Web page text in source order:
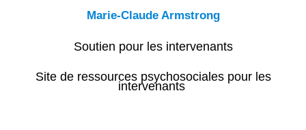
Marie-Claude Armstrong
Soutien pour les intervenants
Site de ressources psychosociales pour les
intervenants